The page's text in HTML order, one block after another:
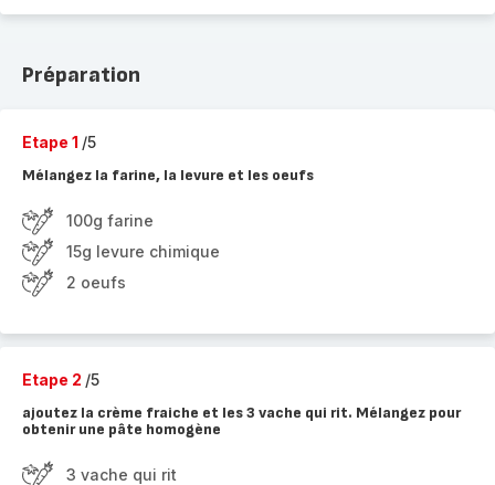
Préparation
Etape 1 /5
Mélangez la farine, la levure et les oeufs
100g farine
15g levure chimique
2 oeufs
Etape 2 /5
ajoutez la crème fraiche et les 3 vache qui rit. Mélangez pour
obtenir une pâte homogène
3 vache qui rit